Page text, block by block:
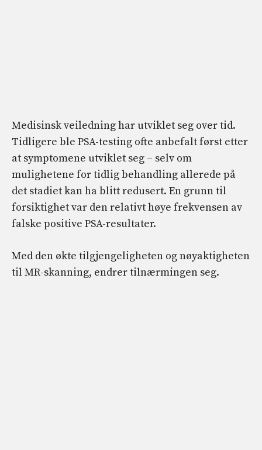
Medisinsk veiledning har utviklet seg over tid.
Tidligere ble PSA-testing ofte anbefalt først etter
at symptomene utviklet seg – selv om
mulighetene for tidlig behandling allerede på
det stadiet kan ha blitt redusert. En grunn til
forsiktighet var den relativt høye frekvensen av
falske positive PSA-resultater.
Med den økte tilgjengeligheten og nøyaktigheten
til MR-skanning, endrer tilnærmingen seg.